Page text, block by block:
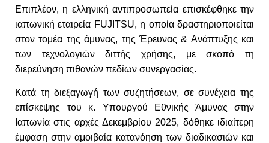
Επιπλέον, η ελληνική αντιπροσωπεία επισκέφθηκε την
ιαπωνική εταιρεία FUJITSU, η οποία δραστηριοποιείται
στον τομέα της άμυνας, της Έρευνας & Ανάπτυξης και
των τεχνολογιών διττής χρήσης, με σκοπό τη
διερεύνηση πιθανών πεδίων συνεργασίας.
Κατά τη διεξαγωγή των συζητήσεων, σε συνέχεια της
επίσκεψης του κ. Υπουργού Εθνικής Άμυνας στην
Ιαπωνία στις αρχές Δεκεμβρίου 2025, δόθηκε ιδιαίτερη
έμφαση στην αμοιβαία κατανόηση των διαδικασιών και